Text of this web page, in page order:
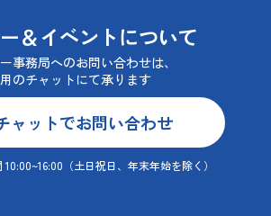
＆イベントについて
事務局へのお問い合わせは、
のチャットにて承ります
ャットでお問い合わせ
10:00~16:00 （土日祝日、年末年始を除く）